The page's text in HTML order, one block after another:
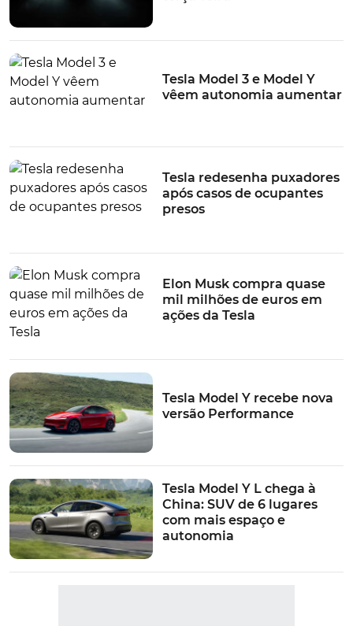
Tesla Model Y
Tesla
Segurança
Tesla Model 3 e Model Y
vêem autonomia aumentar
Tesla redesenha puxadores
após casos de ocupantes
presos
Elon Musk compra quase
mil milhões de euros em
ações da Tesla
Tesla Model Y recebe nova
versão Performance
Tesla Model Y L chega à
China: SUV de 6 lugares
com mais espaço e
autonomia